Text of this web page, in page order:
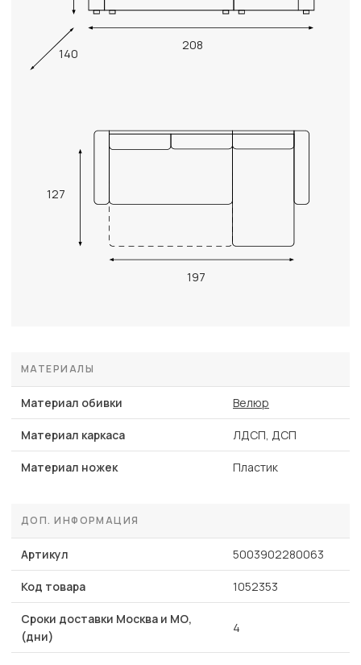
208
140
127
197
МАТЕРИАЛЫ
Материал обивки Велюр
Материал каркаса ЛДСП, ДСП
Материал ножек Пластик
ДОП. ИНФОРМАЦИЯ
Артикул 5003902280063
Код товара 1052353
Сроки доставки Москва и МО,
(дни)
4